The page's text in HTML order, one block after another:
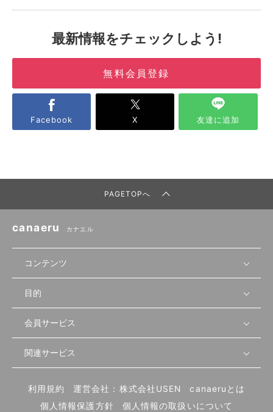
最新情報をチェックしよう!
無料会員登録
Facebook X 友達に追加
PAGETOPへ
canaeru カナエル
コンテンツ
無料開業相談
セミナー情報
セミナー動画
物件を探す
首都圏
北海道
先輩開業者の声
開業・経営に関する記事
目的
店舗運営
物件
内装・設備
食材・仕入れ
会員サービス
会員登録
ログイン
関連サービス
飲食店サクセスガイド（外部サイト）
利用規約 運営会社：株式会社USEN
canaeruとは
個人情報保護方針
個人情報の取扱いについて